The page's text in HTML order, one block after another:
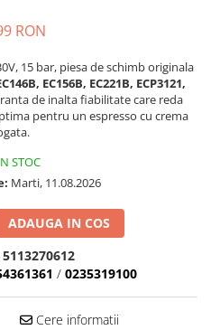
RON
15 bar, piesa de schimb originala
EC156B, EC221B, ECP3121,
de inalta fiabilitate care reda
pentru un espresso cu crema
STOC
Marti, 11.08.2026
ADAUGA IN COS
5113270612
/ 0235319100
Cere informatii